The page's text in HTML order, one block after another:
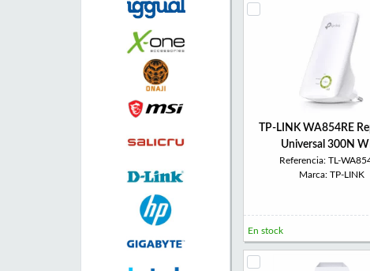
TP-LINK WA854RE
Universal 300N
Referencia: TL-
Marca: TP-LINK
En stock